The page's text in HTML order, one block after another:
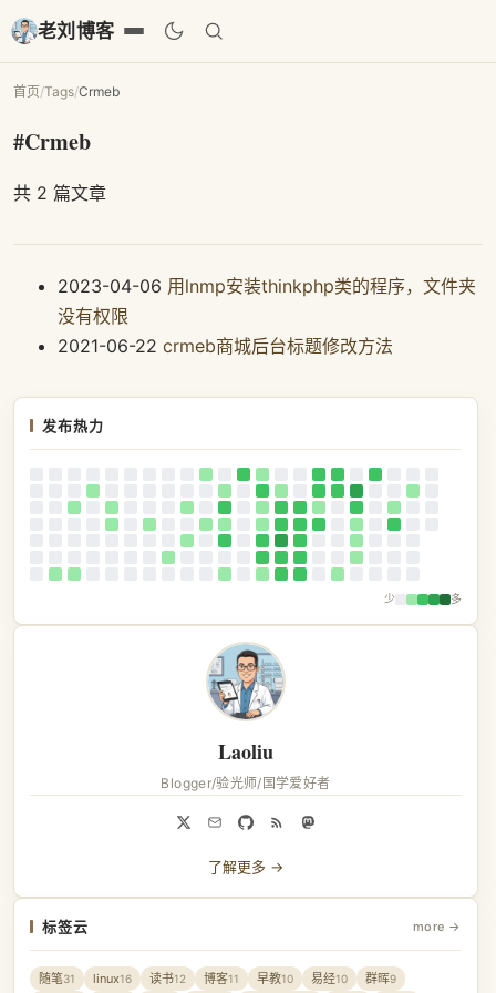
老刘博客
首页/Tags/Crmeb
#Crmeb
共 2 篇文章
2023-04-06 用lnmp安装thinkphp类的程序，文件夹
没有权限
2021-06-22 crmeb商城后台标题修改方法
发布热力
少 多
Laoliu
Blogger/验光师/国学爱好者
了解更多 →
标签云 more →
随笔31 linux16 读书12 博客11 早教10 易经10 群晖9